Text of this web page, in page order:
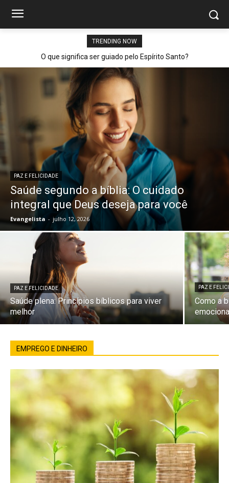
TRENDING NOW
O que significa ser guiado pelo Espírito Santo?
PAZ E FELICIDADE
Saúde segundo a bíblia: O cuidado
integral que Deus deseja para você
Evangelista - julho 12, 2026
PAZ E FELICIDADE
Saúde plena: Princípios bíblicos para viver
melhor
PAZ E
Como a
EMPREGO E DINHEIRO